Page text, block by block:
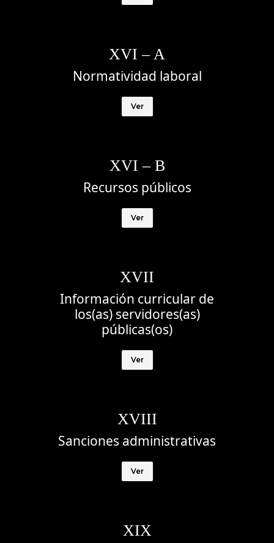
XVI – A
Normatividad laboral
Ver
XVI – B
Recursos públicos
Ver
XVII
Información curricular de
los(as) servidores(as)
públicas(os)
Ver
XVIII
Sanciones administrativas
Ver
XIX